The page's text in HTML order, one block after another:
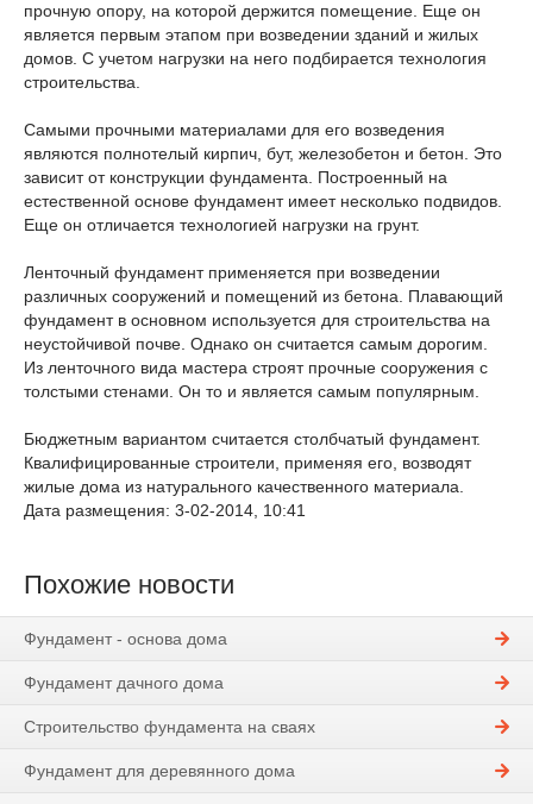
прочную опору, на которой держится помещение. Еще он
является первым этапом при возведении зданий и жилых
домов. С учетом нагрузки на него подбирается технология
строительства.
Самыми прочными материалами для его возведения
являются полнотелый кирпич, бут, железобетон и бетон. Это
зависит от конструкции фундамента. Построенный на
естественной основе фундамент имеет несколько подвидов.
Еще он отличается технологией нагрузки на грунт.
Ленточный фундамент применяется при возведении
различных сооружений и помещений из бетона. Плавающий
фундамент в основном используется для строительства на
неустойчивой почве. Однако он считается самым дорогим.
Из ленточного вида мастера строят прочные сооружения с
толстыми стенами. Он то и является самым популярным.
Бюджетным вариантом считается столбчатый фундамент.
Квалифицированные строители, применяя его, возводят
жилые дома из натурального качественного материала.
Дата размещения: 3-02-2014, 10:41
Похожие новости
Фундамент - основа дома
Фундамент дачного дома
Строительство фундамента на сваях
Фундамент для деревянного дома